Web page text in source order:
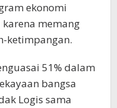
ekonomi
memang
ketimpangan.
51% dalam
bangsa
Logis sama